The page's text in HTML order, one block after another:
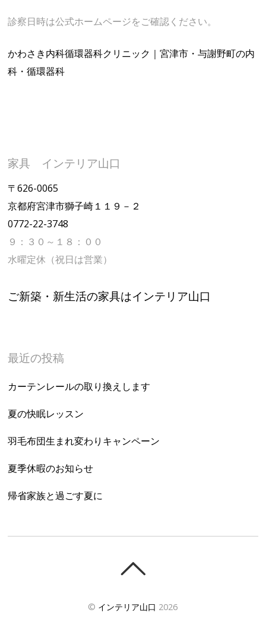
診察日時は公式ホームページをご確認ください。
かわさき内科循環器科クリニック｜宮津市・与謝野町の内
科・循環器科
家具 インテリア山口
〒626-0065
京都府宮津市獅子崎１１９－２
0772-22-3748
９：３０～１８：００
水曜定休（祝日は営業）
ご新築・新生活の家具はインテリア山口
最近の投稿
カーテンレールの取り換えします
夏の快眠レッスン
羽毛布団生まれ変わりキャンペーン
夏季休暇のお知らせ
帰省家族と過ごす夏に
© インテリア山口 2026